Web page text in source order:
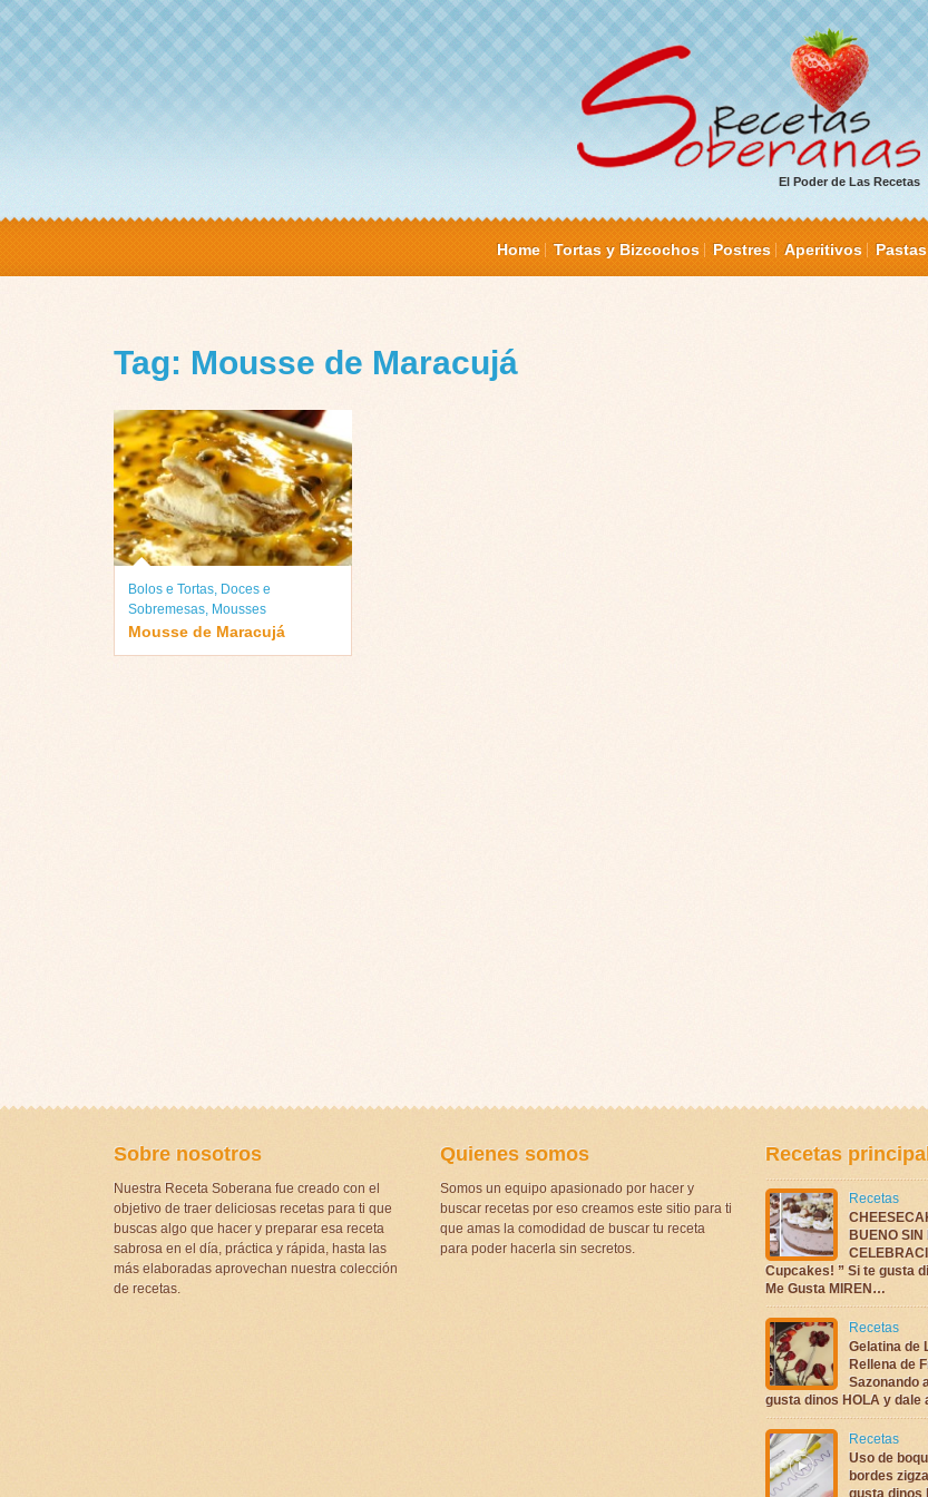
El Poder de Las Recetas
Home Tortas y Bizcochos Postres Aperitivos Pastas
Tag: Mousse de Maracujá
Bolos e Tortas Doces e
Sobremesas Mousses
Mousse de Maracujá
Sobre nosotros
Nuestra Receta Soberana fue creado con el
objetivo de traer deliciosas recetas para ti que
buscas algo que hacer y preparar esa receta
sabrosa en el día, práctica y rápida, hasta las
más elaboradas aprovechan nuestra colección
de recetas.
Quienes somos
Somos un equipo apasionado por hacer y
buscar recetas por eso creamos este sitio para ti
que amas la comodidad de buscar tu receta
para poder hacerla sin secretos.
Recetas
Recetas
BUENO SIN
Cupcakes! ” Si te gusta
Me Gusta MIREN…
Recetas
Gelatina de
Rellena de
Sazonando
gusta dinos HOLA y dale
Recetas
Uso de
bordes
gusta dinos